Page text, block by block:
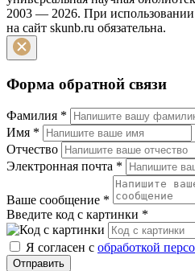
2003 — 2026. При использовании
на сайт skunb.ru обязательна.
Форма обратной связи
Фамилия *
Имя *
Отчество
Электронная почта *
Ваше сообщение *
Введите код с картинки *
Я согласен с обработкой
Отправить